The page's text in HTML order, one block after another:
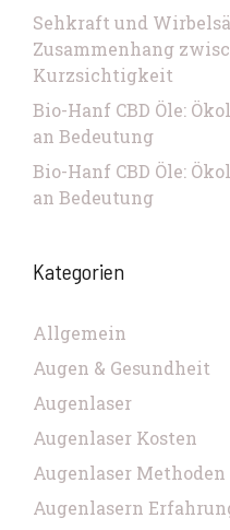
Sehkraft und
Zusammenhang
Kurzsichtigkeit
Bio-Hanf CBD Öle:
an Bedeutung
Bio-Hanf CBD Öle:
an Bedeutung
Kategorien
Allgemein
Augen & Gesundheit
Augenlaser
Augenlaser Kosten
Augenlaser Methoden
Augenlasern